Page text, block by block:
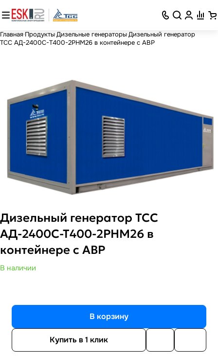
Главная Продукты Дизельные генераторы Дизельный генератор
ТСС АД-2400С-Т400-2РНМ26 в контейнере с АВР
Дизельный генератор ТСС
АД-2400С-Т400-2РНМ26 в
контейнере с АВР
В наличии
В корзину
Купить в 1 клик